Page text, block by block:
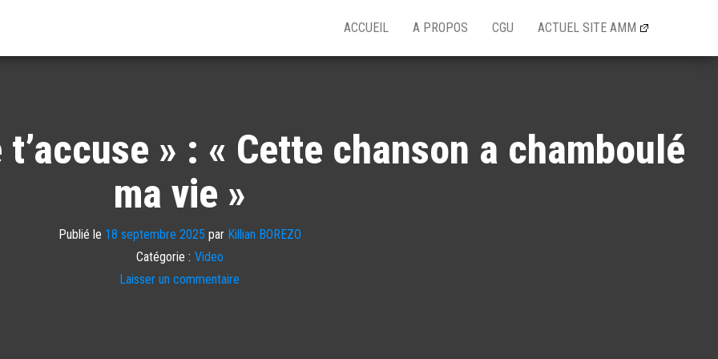
ACCUEIL A PROPOS CGU ACTUEL SITE AMM
» : « Cette chanson a chamboulé
ma vie »
Publié le 18 septembre 2025 par Killian BOREZO
Catégorie : Video
Laisser un commentaire